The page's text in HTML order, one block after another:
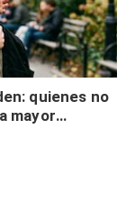
quienes no
mayor
no es por